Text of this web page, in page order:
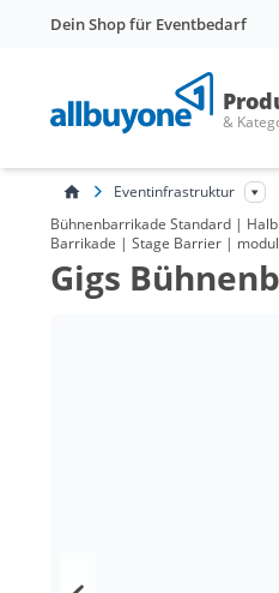
Dein Shop für Eventbedarf
&
Eventinfrastruktur
Bühnenbarrikade Standard |
Barrikade | Stage Barrier |
Gigs